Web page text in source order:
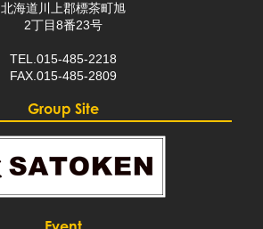
北海道川上郡標茶町旭
2丁目8番23号
TEL.015-485-2218
FAX.015-485-2809
Group Site